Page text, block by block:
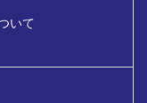
いて